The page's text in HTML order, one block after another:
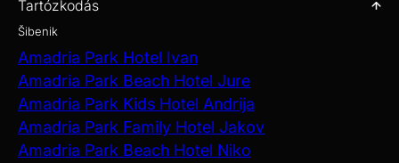
Tartózkodás
Šibenik
Amadria Park Hotel Ivan
Amadria Park Beach Hotel Jure
Amadria Park Kids Hotel Andrija
Amadria Park Family Hotel Jakov
Amadria Park Beach Hotel Niko